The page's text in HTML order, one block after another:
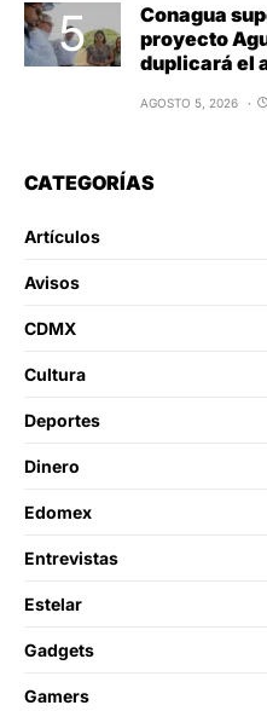
Conagua
proyecto
duplicará el
AGOSTO 5, 2026
CATEGORÍAS
Artículos
Avisos
CDMX
Cultura
Deportes
Dinero
Edomex
Entrevistas
Estelar
Gadgets
Gamers